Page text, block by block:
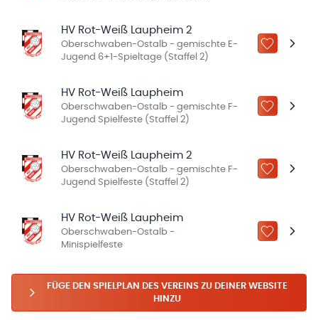
HV Rot-Weiß Laupheim 2
Oberschwaben-Ostalb - gemischte E-
Jugend 6+1-Spieltage (Staffel 2)
ZU „MEINE
HV Rot-Weiß Laupheim
Oberschwaben-Ostalb - gemischte F-
Jugend Spielfeste (Staffel 2)
ZU „MEINE
HV Rot-Weiß Laupheim 2
Oberschwaben-Ostalb - gemischte F-
Jugend Spielfeste (Staffel 2)
ZU „MEINE
HV Rot-Weiß Laupheim
Oberschwaben-Ostalb -
Minispielfeste
ZU „MEINE
FÜGE DEN SPIELPLAN DES VEREINS ZU DEINER WEBSITE
HINZU